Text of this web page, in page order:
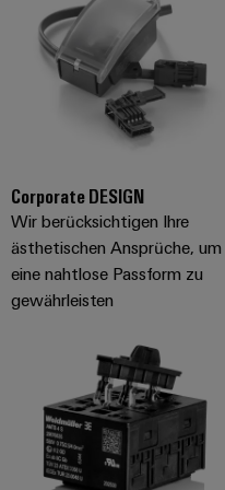
Lösungen
für
die
Wasser-
und
Wasserstoff
Wasserstoff
als
Schlüsseltechnologie
für
die
Windenergie
Effizienter
Betrieb
von
Windparks
Werkzeuge
Automaten
Software
Markierer
Industriedrucker
Industrieleuchte
Cabinet
Infrastructure
Bestückte
Klemmenleisten
Corporate DESIGN​
Wir berücksichtigen Ihre
ästhetischen Ansprüche, um
eine nahtlose Passform zu
gewährleisten